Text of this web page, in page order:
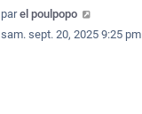
parel poulpopo
sam. sept. 20, 2025 9:25 pm